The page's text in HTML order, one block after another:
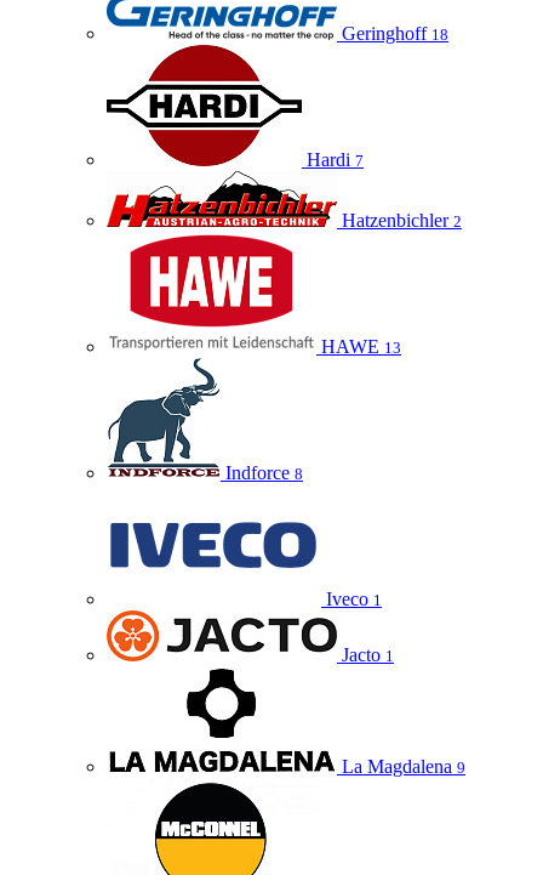
Geringhoff 18
Hardi 7
Hatzenbichler 2
HAWE 13
Indforce 8
Iveco 1
Jacto 1
La Magdalena 9